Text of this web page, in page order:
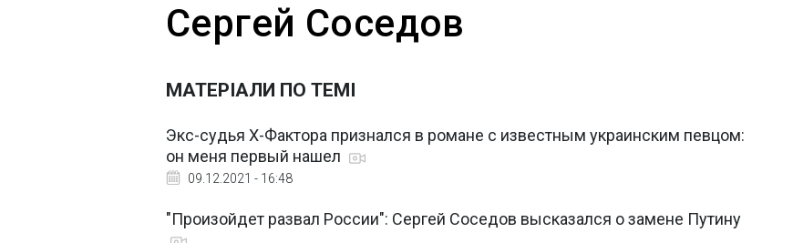
Сергей Соседов
МАТЕРІАЛИ ПО ТЕМІ
Экс-судья Х-Фактора признался в романе с известным украинским певцом:
он меня первый нашел
09.12.2021 - 16:48
"Произойдет развал России": Сергей Соседов высказался о замене Путину